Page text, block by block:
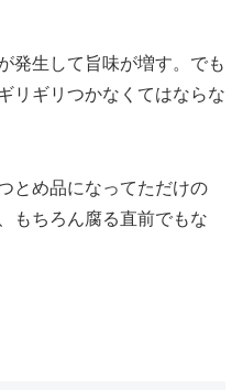
発生して旨味が増す。でも
リギリつかなくてはならな
とめ品になってただけの
もちろん腐る直前でもな